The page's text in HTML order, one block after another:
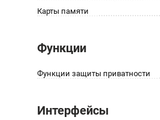
Карты памяти
Функции
Функции защиты приватности
Интерфейсы